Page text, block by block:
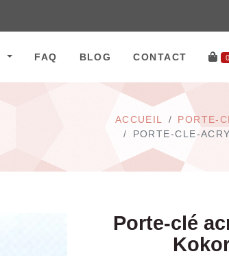
FAQ BLOG CONTACT 0
ACCUEIL
PORTE-
PORTE-CLE-
Porte-clé